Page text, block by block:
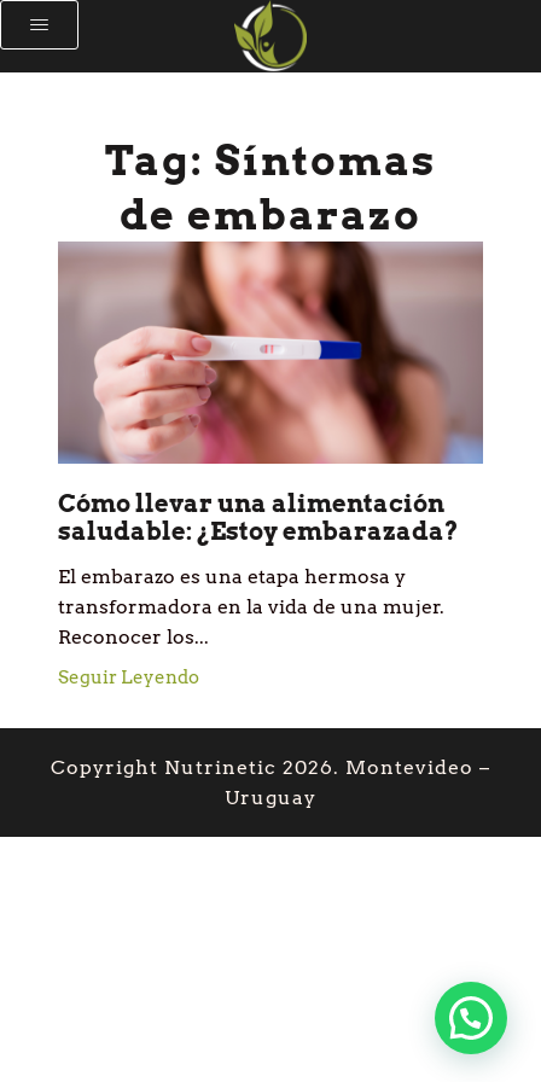
Tag: Síntomas
de embarazo
Cómo llevar una alimentación
saludable: ¿Estoy embarazada?
El embarazo es una etapa hermosa y
transformadora en la vida de una mujer.
Reconocer los...
Seguir Leyendo
Copyright Nutrinetic 2026. Montevideo –
Uruguay